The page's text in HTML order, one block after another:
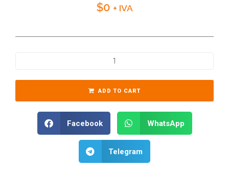
$0 + IVA
ADD TO CART
Facebook WhatsApp
Telegram